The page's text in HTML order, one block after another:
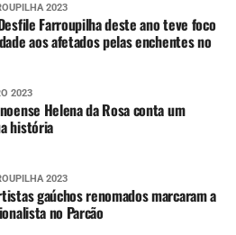
2023
Farroupilha deste ano teve foco
aos afetados pelas enchentes no
2023
Helena da Rosa conta um
história
2023
gaúchos renomados marcaram a
no Parcão